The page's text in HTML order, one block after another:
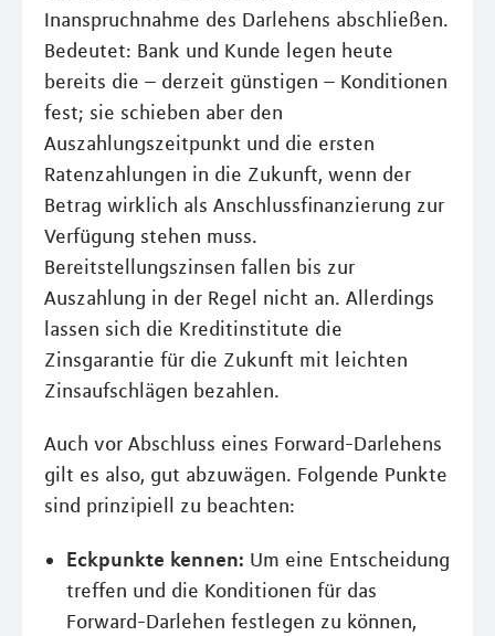
Inanspruchnahme des Darlehens abschließen.
Bedeutet: Bank und Kunde legen heute
bereits die – derzeit günstigen – Konditionen
fest; sie schieben aber den
Auszahlungszeitpunkt und die ersten
Ratenzahlungen in die Zukunft, wenn der
Betrag wirklich als Anschlussfinanzierung zur
Verfügung stehen muss.
Bereitstellungszinsen fallen bis zur
Auszahlung in der Regel nicht an. Allerdings
lassen sich die Kreditinstitute die
Zinsgarantie für die Zukunft mit leichten
Zinsaufschlägen bezahlen.
Auch vor Abschluss eines Forward-Darlehens
gilt es also, gut abzuwägen. Folgende Punkte
sind prinzipiell zu beachten:
Eckpunkte kennen: Um eine Entscheidung
treffen und die Konditionen für das
Forward-Darlehen festlegen zu können,